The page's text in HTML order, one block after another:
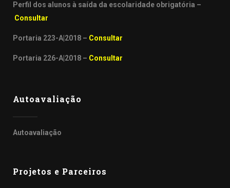
Perfil dos alunos à saída da escolaridade obrigatória –
Consultar
Portaria 223-A|2018 – Consultar
Portaria 226-A|2018 – Consultar
Autoavaliação
Autoavaliação
Projetos e Parceiros